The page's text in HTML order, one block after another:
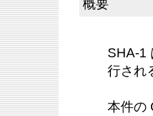
概要
SHA-1
行され
本件の